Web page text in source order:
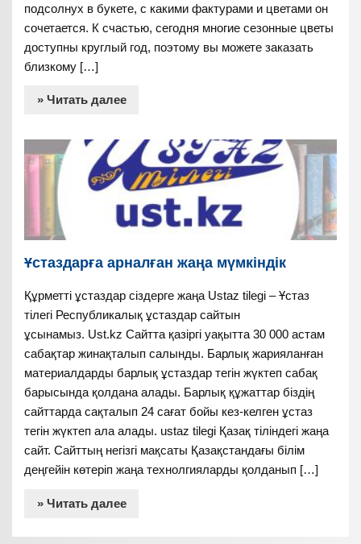
подсолнух в букете, с какими фактурами и цветами он
сочетается. К счастью, сегодня многие сезонные цветы
доступны круглый год, поэтому вы можете заказать
близкому […]
» Читать далее
Ұстаздарға арналған жаңа мүмкіндік
Құрметті ұстаздар сіздерге жаңа Ustaz tilegi – Ұстаз
тілегі Республикалық ұстаздар сайтын
ұсынамыз. Ust.kz Сайтта қазіргі уақытта 30 000 астам
сабақтар жинақталып салынды. Барлық жарияланған
материалдарды барлық ұстаздар тегін жүктеп сабақ
барысында қолдана алады. Барлық құжаттар біздің
сайттарда сақталып 24 сағат бойы кез-келген ұстаз
тегін жүктеп ала алады. ustaz tilegi Қазақ тіліндегі жаңа
сайт. Сайттың негізгі мақсаты Қазақстандағы білім
деңгейін көтеріп жаңа технолгияларды қолданып […]
» Читать далее